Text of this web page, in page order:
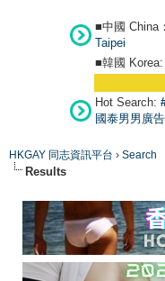
■中國 China：
Taipei
■韓國 Korea:
Hot Search:
國泰男男廣告
HKGAY 同志資訊平台 › Search
Results